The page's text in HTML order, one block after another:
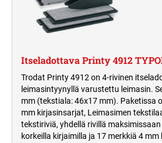
Itseladottava Printy 4912
Trodat Printy 4912 on 4-rivinen
leimasintyynyllä varustettu leimasin.
mm (tekstiala: 46x17 mm). Paketissa
mm kirjasinsarjat, Leimasimen
tekstiriviä, yhdellä rivillä
korkeilla kirjaimilla ja 17 merkkiä 4